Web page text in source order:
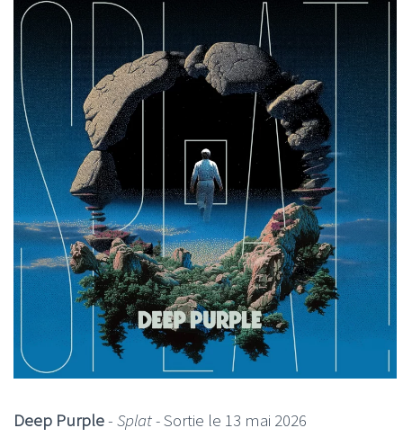
Deep Purple- Splat -Sortie le 13 mai 2026